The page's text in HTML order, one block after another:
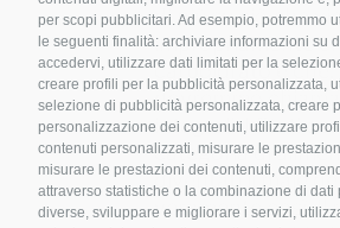
per scopi pubblicitari. Ad esempio, potremmo
le seguenti finalità: archiviare informazioni su
accedervi, utilizzare dati limitati per la
creare profili per la pubblicità personalizzata,
selezione di pubblicità personalizzata, creare
personalizzazione dei contenuti, utilizzare
contenuti personalizzati, misurare le
misurare le prestazioni dei contenuti,
attraverso statistiche o la combinazione di dati
diverse, sviluppare e migliorare i servizi,
di più su ciò che
impropriamente
carboidrato e che,
dovremmo
integrali. I fitati
categoria di
diventati il male
veramente così. Il